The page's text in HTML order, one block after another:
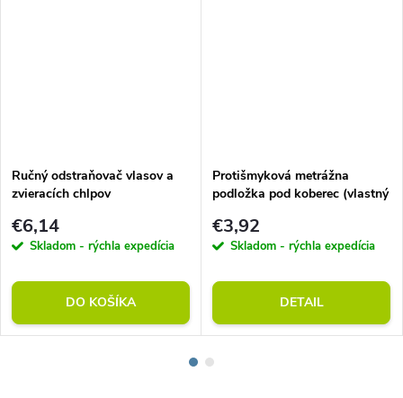
Ručný odstraňovač vlasov a
zvieracích chlpov
€6,14
Skladom - rýchla expedícia
DO KOŠÍKA
Protišmyková metrážna
podložka pod koberec (vlastný
€3,92
Skladom - rýchla expedícia
DETAIL